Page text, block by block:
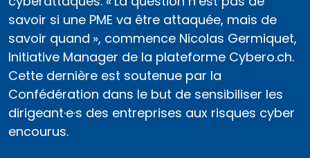
savoir si une PME va être attaquée, mais de
savoir quand », commence Nicolas Germiquet,
Initiative Manager de la plateforme ­Cybero.ch.
Cette dernière est soutenue par la
Confédération dans le but de sensibiliser les
dirigeant·e·s des entreprises aux risques cyber
encourus.